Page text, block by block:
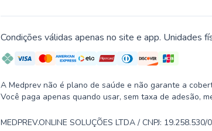
Condições válidas apenas no site e app. Unidades
A Medprev não é plano de saúde e não garante a
Você paga apenas quando usar, sem taxa de adesão,
MEDPREV.ONLINE SOLUÇÕES LTDA / CNPJ: